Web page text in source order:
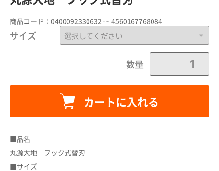
商品コード： 0400092330632 ～ 4560167768084
サイズ
数量
カートに入れる
カートに追加しました。
■品名
丸源大地 フック式替刃
■サイズ